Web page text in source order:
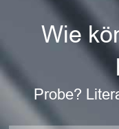
Wie
Probe?